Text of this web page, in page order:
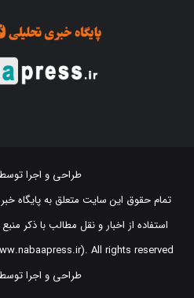
تمام حقوق این سایت متعلق به پایگاه
All rights reserved
طراحی و اجرا